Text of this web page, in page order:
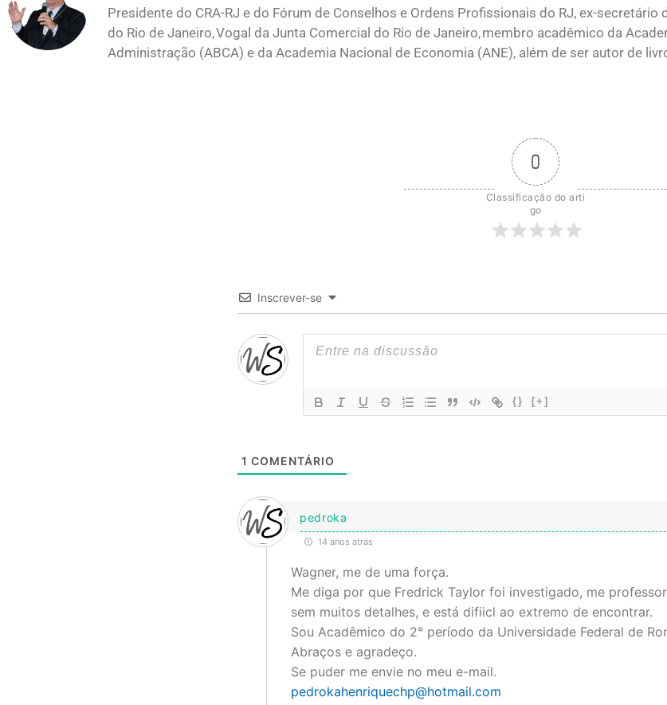
Presidente do CRA-RJ e do Fórum de Conselhos e Ordens Profissionais do RJ, ex-
do Rio de Janeiro, Vogal da Junta Comercial do Rio de Janeiro, membro acadêmico da
Administração (ABCA) e da Academia Nacional de Economia (ANE), além de ser autor de
0
Classificação do arti
go
Inscrever-se
{} [+]
1 COMENTÁRIO
pedroka
14 anos atrás
Wagner, me de uma força.
Me diga por que Fredrick Taylor foi investigado, me
sem muitos detalhes, e está difiicl ao extremo de encontrar.
Sou Acadêmico do 2° período da Universidade Federal de
Abraços e agradeço.
Se puder me envie no meu e-mail.
pedrokahenriquechp@hotmail.com